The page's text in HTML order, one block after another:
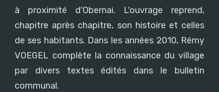
à proximité d'Obernai. L'ouvrage reprend,
chapitre après chapitre, son histoire et celles
de ses habitants. Dans les années 2010, Rémy
VOEGEL complète la connaissance du village
par divers textes édités dans le bulletin
communal.